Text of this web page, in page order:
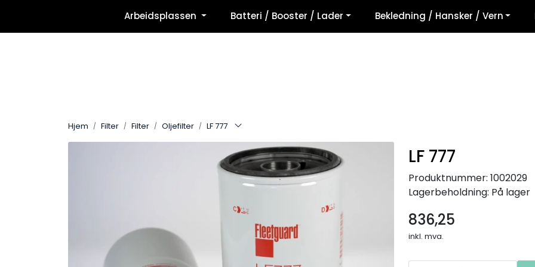
Arbeidsplassen Batteri / Booster / Lader Bekledning / Hansker / Vern
Hjem Filter Filter Oljefilter LF 777
LF 777
Produktnummer: 1002029
Lagerbeholdning: På lager
836,25
inkl. mva.